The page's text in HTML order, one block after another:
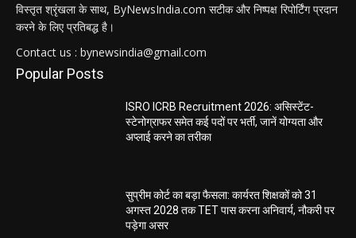
विस्तृत श्रृंखला के साथ, ByNewsIndia.com सटीक और निष्पक्ष रिपोर्टिंग प्रदान
करने के लिए प्रतिबद्ध है।
Contact us : bynewsindia@gmail.com
Popular Posts
ISRO ICRB Recruitment 2026: असिस्टेंट-
स्टेनोग्राफर समेत कई पदों पर भर्ती, जानें योग्यता और
अप्लाई करने का तरीका
सुप्रीम कोर्ट का बड़ा फैसला: कार्यरत शिक्षकों को 31
अगस्त 2028 तक TET पास करना अनिवार्य, नौकरी पर
पड़ेगा असर